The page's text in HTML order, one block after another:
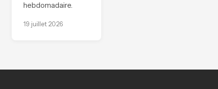
hebdomadaire.
19 juillet 2026